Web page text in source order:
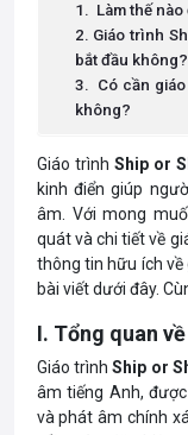
1. Làm thế
2. Giáo trình
bắt đầu không?
3. Có cần giáo
không?
Giáo trình Ship or
kinh điển giúp
âm. Với mong
quát và chi tiết về
thông tin hữu ích
bài viết dưới đây.
I. Tổng quan
Giáo trìnhShip or
âm tiếng Anh,
và phát âm chính